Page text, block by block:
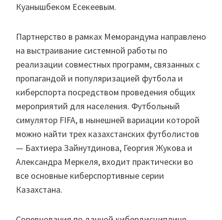
Куанышбеком Есекеевым.
Партнерство в рамках Меморандума направлено
на выстраивание системной работы по
реализации совместных программ, связанных с
пропагандой и популяризацией футбола и
киберспорта посредством проведения общих
мероприятий для населения. Футбольный
симулятор FIFA, в нынешней вариации которой
можно найти трех казахстанских футболистов
— Бахтиера Зайнутдинова, Георгия Жукова и
Александра Меркеля, входит практически во
все основные киберспортивные серии
Казахстана.